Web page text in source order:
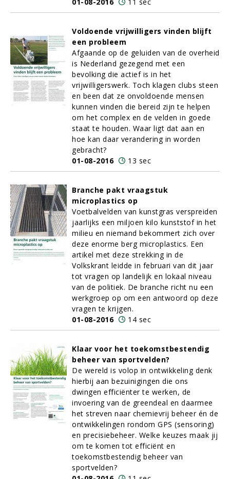
Voldoende vrijwilligers vinden blijft
een probleem
Afgaande op de geluiden van de overheid
is Nederland gezegend met een
bevolking die actief is in het
vrijwilligerswerk. Toch klagen clubs steen
en been dat ze onvoldoende mensen
kunnen vinden die bereid zijn te helpen
om het complex en de velden in goede
staat te houden. Waar ligt dat aan en
hoe kan daar verandering in worden
gebracht?
01-08-2016
13 sec
Branche pakt vraagstuk
microplastics op
Voetbalvelden van kunstgras verspreiden
jaarlijks een miljoen kilo kunststof in het
milieu en niemand bekommert zich over
deze enorme berg microplastics. Een
artikel met deze strekking in de
Volkskrant leidde in februari van dit jaar
tot vragen op landelijk en lokaal niveau
van de politiek. De branche richt nu een
werkgroep op om een antwoord op deze
vragen te krijgen.
01-08-2016
14 sec
Klaar voor het toekomstbestendig
beheer van sportvelden?
De wereld is volop in ontwikkeling denk
hierbij aan bezuinigingen die ons
dwingen efficiënter te werken, de
invoering van de greendeal en daarmee
het streven naar chemievrij beheer én de
ontwikkelingen rondom GPS (sensoring)
en precisiebeheer. Welke keuzes maak jij
om te komen tot efficiënt en
toekomstbestendig beheer van
sportvelden?